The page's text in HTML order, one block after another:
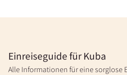
Einreiseguide für Kuba
Alle Informationen für eine sorglose